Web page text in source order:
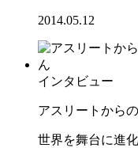
2014.05.12
インタビュー
アスリートから
世界を舞台に進